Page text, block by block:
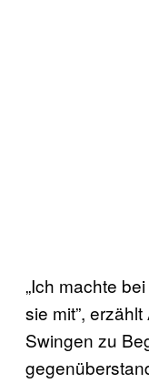
„Ich machte
sie mit”,
Swingen zu